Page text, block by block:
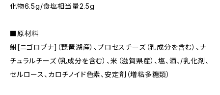
化物6.5g/食塩相当量2.5g
■原材料
鮒[ニゴロブナ]（琵琶湖産）、プロセスチーズ（乳成分を含む）、ナ
チュラルチーズ（乳成分を含む）、米（滋賀県産）、塩、酒、/乳化剤、
セルロース、カロチノイド色素、安定剤（増粘多糖類）